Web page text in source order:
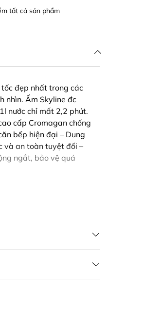
tất cả sản phẩm
đẹp nhất trong các
nhìn. Ấm Skyline đc
nước chỉ mất 2,2 phút.
cấp Cromagan chống
bếp hiện đại – Dung
và an toàn tuyệt đối –
ngắt, bảo vệ quá